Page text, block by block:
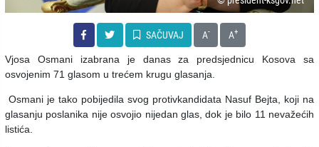
SAČUVAJ A- A+
Vjosa Osmani izabrana je danas za predsjednicu Kosova sa
osvojenim 71 glasom u trećem krugu glasanja.
Osmani je tako pobijedila svog protivkandidata Nasuf Bejta, koji na
glasanju poslanika nije osvojio nijedan glas, dok je bilo 11 nevažećih
listića.